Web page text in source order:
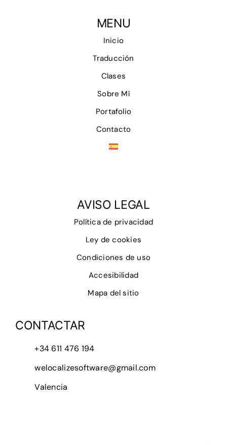
MENU
Inicio
Traducción
Clases
Sobre Mí
Portafolio
Contacto
AVISO LEGAL
Política de privacidad
Ley de cookies
Condiciones de uso
Accesibilidad
Mapa del sitio
CONTACTAR
+34 611 476 194
welocalizesoftware@gmail.com
Valencia